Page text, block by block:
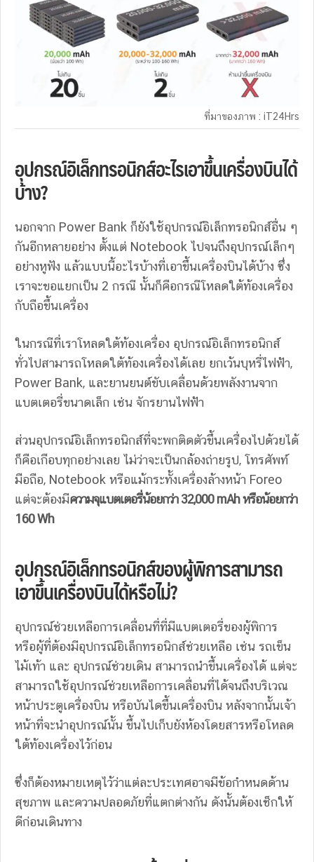
ที่มาของภาพ : iT24Hrs
อุปกรณ์อิเล็กทรอนิกส์อะไรเอาขึ้นเครื่องบินได้
บ้าง?
นอกจาก Power Bank ก็ยังใช้อุปกรณ์อิเล็กทรอนิกส์อื่น ๆ
กันอีกหลายอย่าง ตั้งแต่ Notebook ไปจนถึงอุปกรณ์เล็กๆ
อย่างหูฟัง แล้วแบบนี้อะไรบ้างที่เอาขึ้นเครื่องบินได้บ้าง ซึ่ง
เราจะขอแยกเป็น 2 กรณี นั้นก็คือกรณีโหลดใต้ท้องเครื่อง
กับถือขึ้นเครื่อง
ในกรณีที่เราโหลดใต้ท้องเครื่อง อุปกรณ์อิเล็กทรอนิกส์
ทั่วไปสามารถโหลดใต้ท้องเครื่องได้เลย ยกเว้นบุหรี่ไฟฟ้า,
Power Bank, และยานยนต์ขับเคลื่อนด้วยพลังงานจาก
แบตเตอรี่ขนาดเล็ก เช่น จักรยานไฟฟ้า
ส่วนอุปกรณ์อิเล็กทรอนิกส์ที่จะพกติดตัวขึ้นเครื่องไปด้วยได้
ก็คือเกือบทุกอย่างเลย ไม่ว่าจะเป็นกล้องถ่ายรูป, โทรศัพท์
มือถือ, Notebook หรือแม้กระทั้งเครื่องล้างหน้า Foreo
แต่จะต้องมีความจุแบตเตอรี่น้อยกว่า 32,000 mAh หรือน้อยกว่า
160 Wh
อุปกรณ์อิเล็กทรอนิกส์ของผู้พิการสามารถ
เอาขึ้นเครื่องบินได้หรือไม่?
อุปกรณ์ช่วยเหลือการเคลื่อนที่ที่มีแบตเตอรี่ของผู้พิการ
หรือผู้ที่ต้องมีอุปกรณ์อิเล็กทรอนิกส์ช่วยเหลือ เช่น รถเข็น
ไม้เท้า และ อุปกรณ์ช่วยเดิน สามารถนำขึ้นเครื่องได้ แต่จะ
สามารถใช้อุปกรณ์ช่วยเหลือการเคลื่อนที่ได้จนถึงบริเวณ
หน้าประตูเครื่องบิน หรือบันไดขึ้นเครื่องบิน หลังจากนั้นเจ้า
หน้าที่จะนำอุปกรณ์นั้น ขึ้นไปเก็บยังห้องโดยสารหรือโหลด
ใต้ท้องเครื่องไว้ก่อน
ซึ่งก็ต้องหมายเหตุไว้ว่าแต่ละประเทศอาจมีข้อกำหนดด้าน
สุขภาพ และความปลอดภัยที่แตกต่างกัน ดังนั้นต้องเช็กให้
ดีก่อนเดินทาง